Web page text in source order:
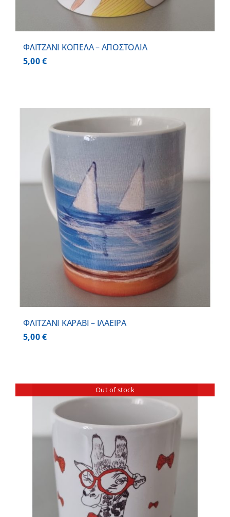
ΦΛΙΤΖΑΝΙ ΚΟΠΕΛΑ – ΑΠΟΣΤΟΛΙΑ
5,00€
ΦΛΙΤΖΑΝΙ ΚΑΡΑΒΙ – ΙΛΑΕΙΡΑ
5,00€
Out of stock